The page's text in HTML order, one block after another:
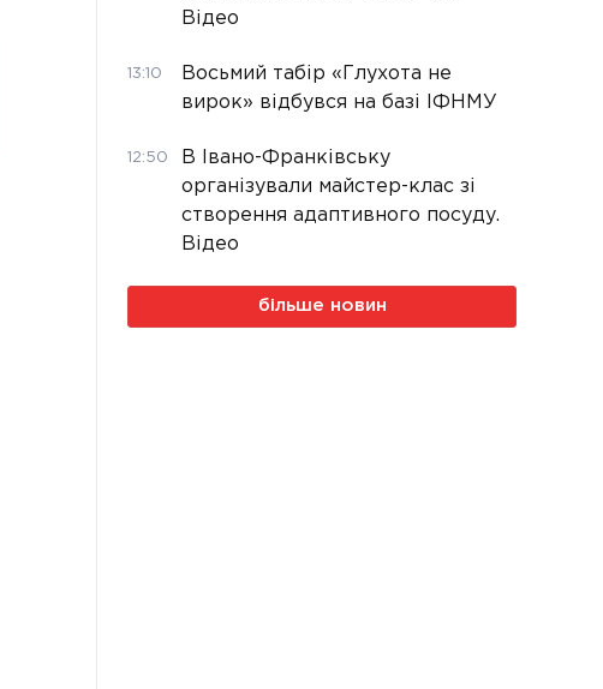
Відео
13:10
Восьмий табір «Глухота не
вирок» відбувся на базі ІФНМУ
12:50
В Івано-Франківську
організували майстер-клас зі
створення адаптивного посуду.
Відео
більше новин